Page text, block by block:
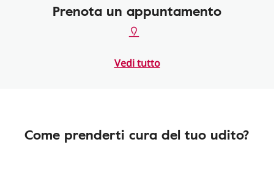
Prenota un appuntamento
Vedi tutto
Come prenderti cura del tuo udito?